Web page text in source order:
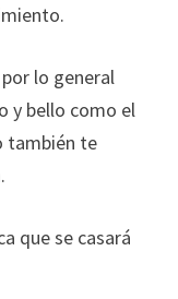
lo general
y bello como el
también te
que se casará